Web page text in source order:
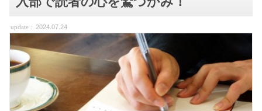
2024.07.24